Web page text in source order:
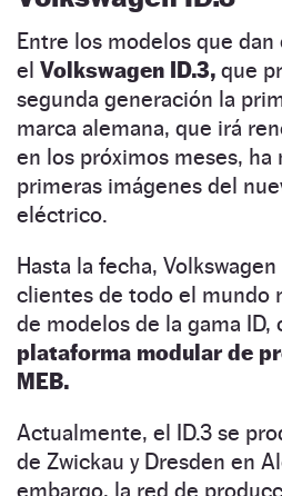
Entre los modelos que dan
el Volkswagen ID.3, que
segunda generación la
marca alemana, que irá
en los próximos meses, ha
primeras imágenes del
eléctrico.
Hasta la fecha,
clientes de todo el mundo
de modelos de la gama
plataforma modular de
MEB.
Actualmente, el ID.3 se
de Zwickau y Dresden en
embargo, la red de